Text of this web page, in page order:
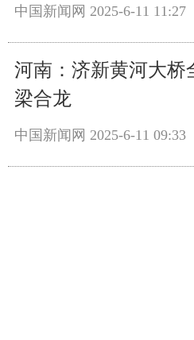
中国新闻网 2025-6-11 11:27
河南：济新黄河大桥
梁合龙
中国新闻网 2025-6-11 09:33